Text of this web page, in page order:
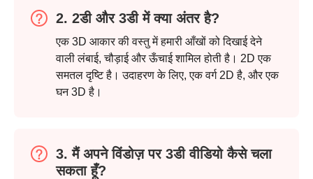
2. 2डी और 3डी में क्या अंतर है?
एक 3D आकार की वस्तु में हमारी आँखों को दिखाई देने
वाली लंबाई, चौड़ाई और ऊँचाई शामिल होती है। 2D एक
समतल दृष्टि है। उदाहरण के लिए, एक वर्ग 2D है, और एक
घन 3D है।
3. मैं अपने विंडोज़ पर 3डी वीडियो कैसे चला
सकता हूँ?